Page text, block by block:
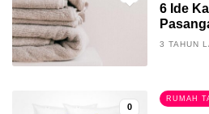
6 Ide
3 TAHUN
0
RUMAH